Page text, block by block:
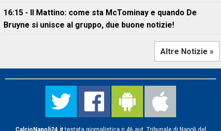
16:15 - Il Mattino: come sta McTominay e quando De
Bruyne si unisce al gruppo, due buone notizie!
Altre Notizie »
CalcioNapoli24.ittestata giornalistica n.46 aut. Tribunale di Napoli del